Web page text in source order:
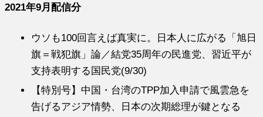
2021年9月配信分
ウソも100回言えば真実に。日本人に広がる「旭日
旗＝戦犯旗」論／結党35周年の民進党、習近平が
支持表明する国民党(9/30)
【特別号】中国・台湾のTPP加入申請で風雲急を
告げるアジア情勢、日本の次期総理が鍵となる